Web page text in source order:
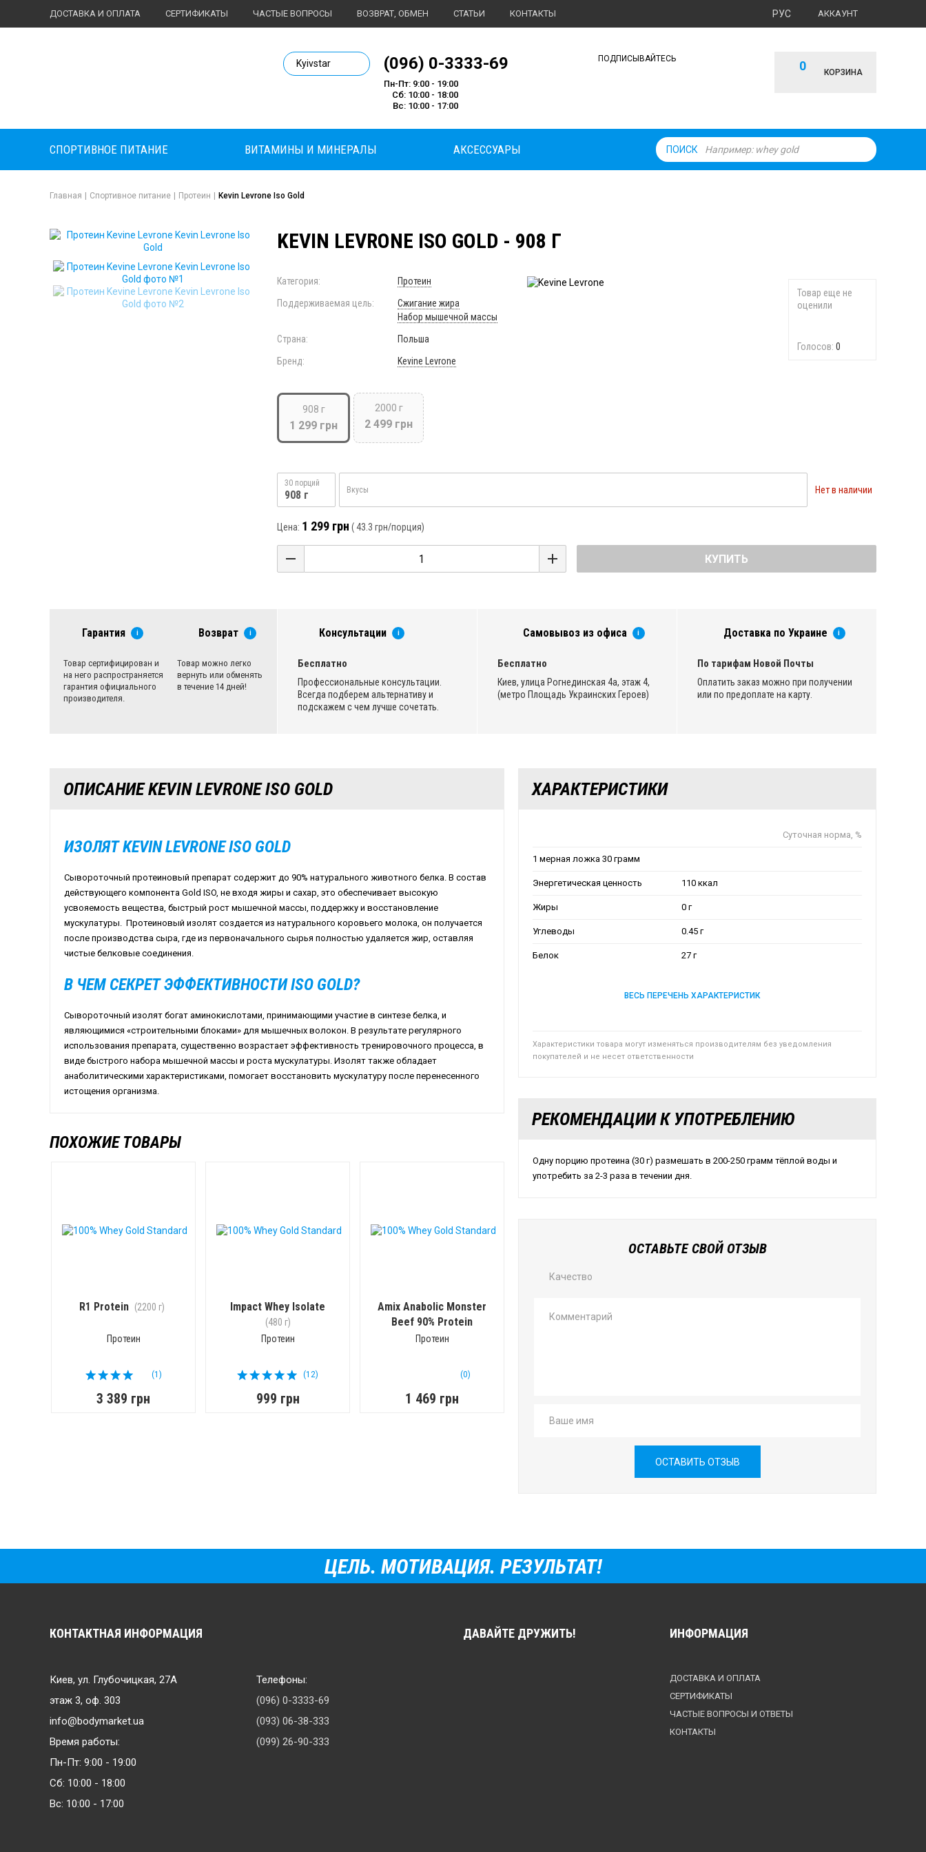
ДОСТАВКА И ОПЛАТА СЕРТИФИКАТЫ ЧАСТЫЕ ВОПРОСЫ ВОЗВРАТ, ОБМЕН СТАТЬИ КОНТАКТЫ АККАУНТ
РУС
Body Market №1 магазин спортивного питания
Kyivstar (096) 0-3333-69
Пн-Пт: 9:00 - 19:00
Сб: 10:00 - 18:00
Вс: 10:00 - 17:00
0 КОРЗИНА
ПОДПИСЫВАЙТЕСЬ
ПОИСК
СПОРТИВНОЕ ПИТАНИЕ ВИТАМИНЫ И МИНЕРАЛЫ АКСЕССУАРЫ
Главная Спортивное питание Протеин Kevin Levrone Iso Gold
KEVIN LEVRONE ISO GOLD - 908 Г
Товар еще не
оценили
Голосов: 0
Категория:
Протеин
Поддерживаемая цель:
Сжигание жира
Набор мышечной массы
Страна:
Польша
Бренд:
Kevine Levrone
908 г
1 299 грн
2000 г
2 499 грн
30 порций
908 г Вкусы Нет в наличии
Цена: 1 299 грн (43.3 грн/порция)
КУПИТЬ
Гарантия i
Товар сертифицирован и
на него распространяется
гарантия официального
производителя.
Возврат i
Товар можно легко
вернуть или обменять
в течение 14 дней!
Консультации i
Бесплатно
Профессиональные консультации.
Всегда подберем альтернативу и
подскажем с чем лучше сочетать.
Самовывоз из офиса i
Бесплатно
Киев, улица Рогнединская 4а, этаж 4,
(метро Площадь Украинских Героев)
Доставка по Украине i
По тарифам Новой Почты
Оплатить заказ можно при получении
или по предоплате на карту.
ОПИСАНИЕ KEVIN LEVRONE ISO GOLD
ИЗОЛЯТ KEVIN LEVRONE ISO GOLD
Сывороточный протеиновый препарат содержит до 90% натурального животного белка. В состав
действующего компонента Gold ISO, не входя жиры и сахар, это обеспечивает высокую
усвояемость вещества, быстрый рост мышечной массы, поддержку и восстановление
мускулатуры. Протеиновый изолят создается из натурального коровьего молока, он получается
после производства сыра, где из первоначального сырья полностью удаляется жир, оставляя
чистые белковые соединения.
В ЧЕМ СЕКРЕТ ЭФФЕКТИВНОСТИ ISO GOLD?
Сывороточный изолят богат аминокислотами, принимающими участие в синтезе белка, и
являющимися «строительными блоками» для мышечных волокон. В результате регулярного
использования препарата, существенно возрастает эффективность тренировочного процесса, в
виде быстрого набора мышечной массы и роста мускулатуры. Изолят также обладает
анаболитическими характеристиками, помогает восстановить мускулатуру после перенесенного
истощения организма.
ПОХОЖИЕ ТОВАРЫ
R1 Protein (2200 г)
Протеин
(1)
3 389 грн
Impact Whey Isolate
(480 г)
Протеин
(12)
999 грн
Amix Anabolic Monster
Beef 90% Protein
(1000 г)
Протеин
(0)
1 469 грн
ХАРАКТЕРИСТИКИ
Суточная норма, %
1 мерная ложка 30 грамм
Энергетическая ценность 110 ккал
Жиры 0 г
Углеводы 0.45 г
Белок 27 г
ВЕСЬ ПЕРЕЧЕНЬ ХАРАКТЕРИСТИК
Характеристики товара могут изменяться производителям без уведомления
покупателей и не несет ответственности
РЕКОМЕНДАЦИИ К УПОТРЕБЛЕНИЮ
Одну порцию протеина (30 г) размешать в 200-250 грамм тёплой воды и
употребить за 2-3 раза в течении дня.
ОСТАВЬТЕ СВОЙ ОТЗЫВ
Качество
ОСТАВИТЬ ОТЗЫВ
ЦЕЛЬ. МОТИВАЦИЯ. РЕЗУЛЬТАТ!
КОНТАКТНАЯ ИНФОРМАЦИЯ
Киев, ул. Глубочицкая, 27А
этаж 3, оф. 303
info@bodymarket.ua
Время работы:
Пн-Пт: 9:00 - 19:00
Сб: 10:00 - 18:00
Вс: 10:00 - 17:00
Телефоны:
(096) 0-3333-69
(093) 06-38-333
(099) 26-90-333
ДАВАЙТЕ ДРУЖИТЬ! ИНФОРМАЦИЯ
ДОСТАВКА И ОПЛАТА
СЕРТИФИКАТЫ
ЧАСТЫЕ ВОПРОСЫ И ОТВЕТЫ
КОНТАКТЫ